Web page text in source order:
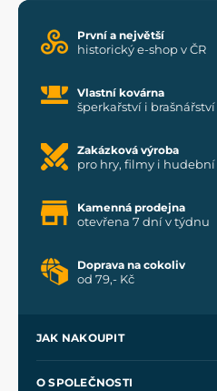
První a největší
historický e-shop v ČR
Vlastní kovárna
šperkařství i brašnářství
Zakázková výroba
pro hry, filmy i
Kamenná prodejna
otevřena 7 dní v týdnu
Doprava na cokoliv
od 79,- Kč
JAK NAKOUPIT
O SPOLEČNOSTI